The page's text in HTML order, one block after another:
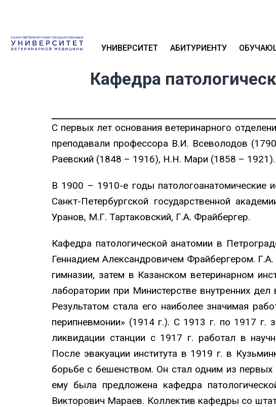
УНИВЕРСИТЕТ АБИТУРИЕНТУ
Кафедра
С первых лет основания ветеринарного
преподавали профессора В.И. Всеволодов
Раевский (1848 – 1916), Н.Н. Мари (1858 – 1921).
В 1900 – 1910-е годы патологоанатомические
Санкт-Петербургской государственной
Уранов, М.Г. Тартаковский, Г.А. Фрайбергер.
Кафедра патологической анатомии в
Геннадием Александровичем Фрайбергером.
гимназии, затем в Казанском ветеринарном
лаборатории при Министерстве внутренних дел
Результатом стала его наиболее значимая
перипневмонии» (1914 г.). С 1913 г. по 1917 г.
ликвидации станции с 1917 г. работал в
После эвакуации института в 1919 г. в
борьбе с бешенством. Он стал одним из первых
ему была предложена кафедра
Викторович Мараев. Коллектив кафедры со